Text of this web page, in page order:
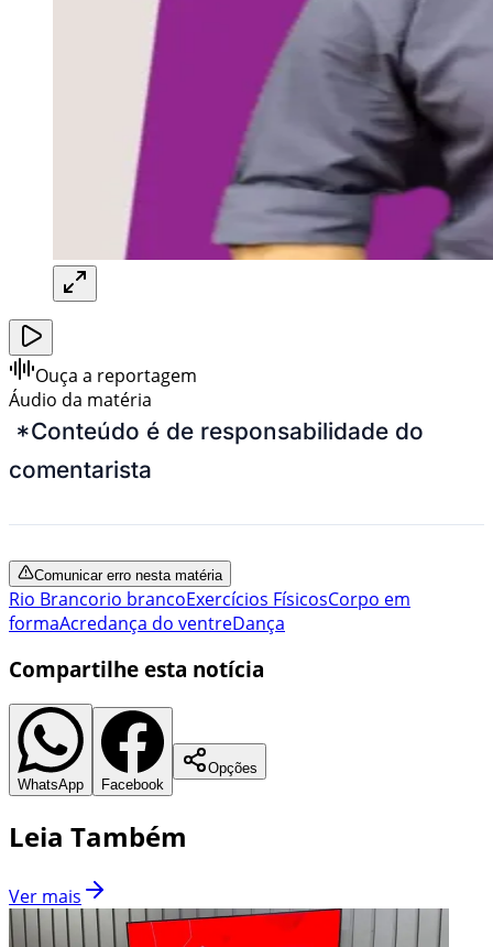
Ouça a reportagem
Áudio da matéria
*Conteúdo é de responsabilidade do
comentarista
Comunicar erro nesta matéria
Rio Brancorio brancoExercícios FísicosCorpo em
formaAcredança do ventreDança
Compartilhe esta notícia
WhatsApp Facebook
Opções
Leia Também
Ver mais